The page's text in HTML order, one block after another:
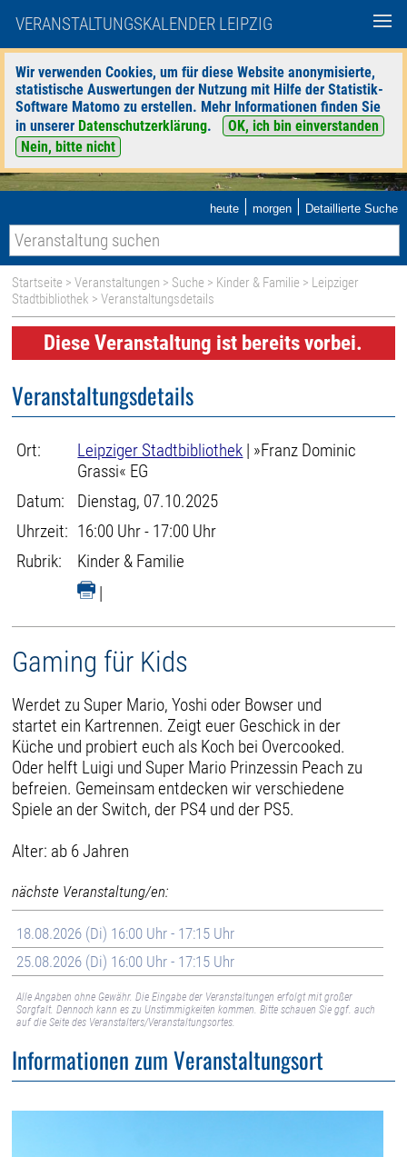
VERANSTALTUNGSKALENDER LEIPZIG
Wir verwenden Cookies, um für diese Website anonymisierte,
statistische Auswertungen der Nutzung mit Hilfe der Statistik-
Software Matomo zu erstellen. Mehr Informationen finden Sie
in unserer Datenschutzerklärung.
OK, ich bin einverstanden
Nein, bitte nicht
heute | morgen | Detaillierte Suche
Startseite >Veranstaltungen > Suche > Kinder & Familie > Leipziger
Stadtbibliothek > Veranstaltungsdetails
Diese Veranstaltung ist bereits vorbei.
Veranstaltungsdetails
Ort: Leipziger Stadtbibliothek | »Franz Dominic
Grassi« EG
Datum:
Dienstag, 07.10.2025
Uhrzeit: 16:00 Uhr - 17:00 Uhr
Rubrik:
Kinder & Familie
|
Gaming für Kids
Werdet zu Super Mario, Yoshi oder Bowser und
startet ein Kartrennen. Zeigt euer Geschick in der
Küche und probiert euch als Koch bei Overcooked.
Oder helft Luigi und Super Mario Prinzessin Peach zu
befreien. Gemeinsam entdecken wir verschiedene
Spiele an der Switch, der PS4 und der PS5.
Alter: ab 6 Jahren
nächste Veranstaltung/en:
18.08.2026 (Di) 16:00 Uhr - 17:15 Uhr
25.08.2026 (Di) 16:00 Uhr - 17:15 Uhr
Alle Angaben ohne Gewähr. Die Eingabe der Veranstaltungen erfolgt mit großer
Sorgfalt. Dennoch kann es zu Unstimmigkeiten kommen. Bitte schauen Sie ggf. auch
auf die Seite des Veranstalters/Veranstaltungsortes.
Informationen zum Veranstaltungsort